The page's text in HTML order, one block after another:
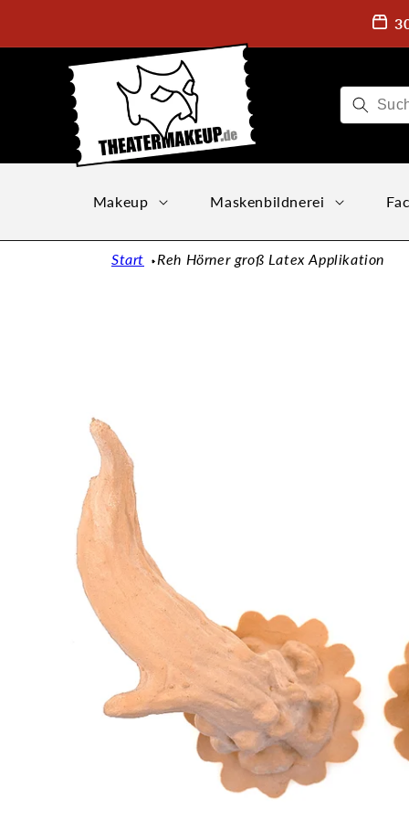
Makeup Maskenbildnerei
Start Reh Hörner groß Latex Applikation